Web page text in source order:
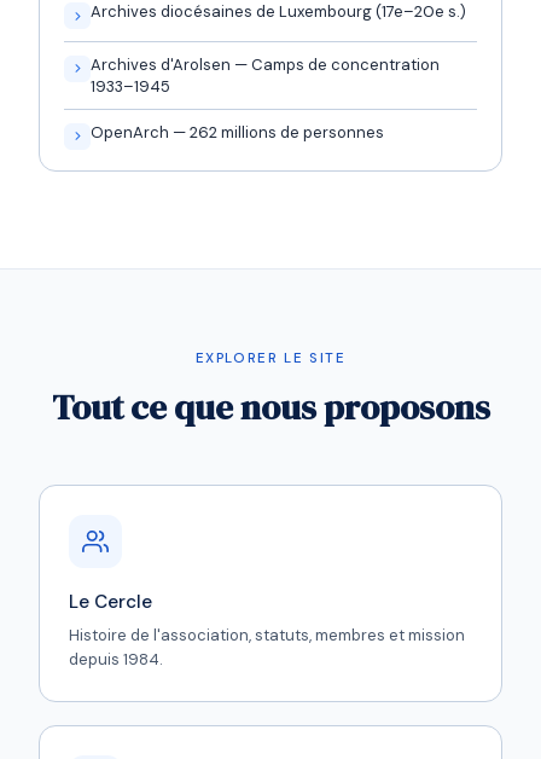
Archives diocésaines de Luxembourg (17e–20e s.)
Archives d'Arolsen — Camps de concentration
1933–1945
OpenArch — 262 millions de personnes
EXPLORER LE SITE
Tout ce que nous proposons
Le Cercle
Histoire de l'association, statuts, membres et mission
depuis 1984.